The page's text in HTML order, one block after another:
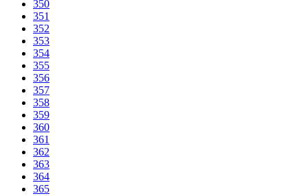
350
351
352
353
354
355
356
357
358
359
360
361
362
363
364
365